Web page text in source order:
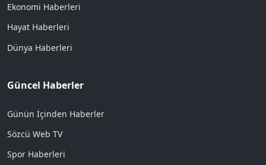
Ekonomi Haberleri
Hayat Haberleri
Dünya Haberleri
Güncel Haberler
Günün İçinden Haberler
Sözcü Web TV
Spor Haberleri